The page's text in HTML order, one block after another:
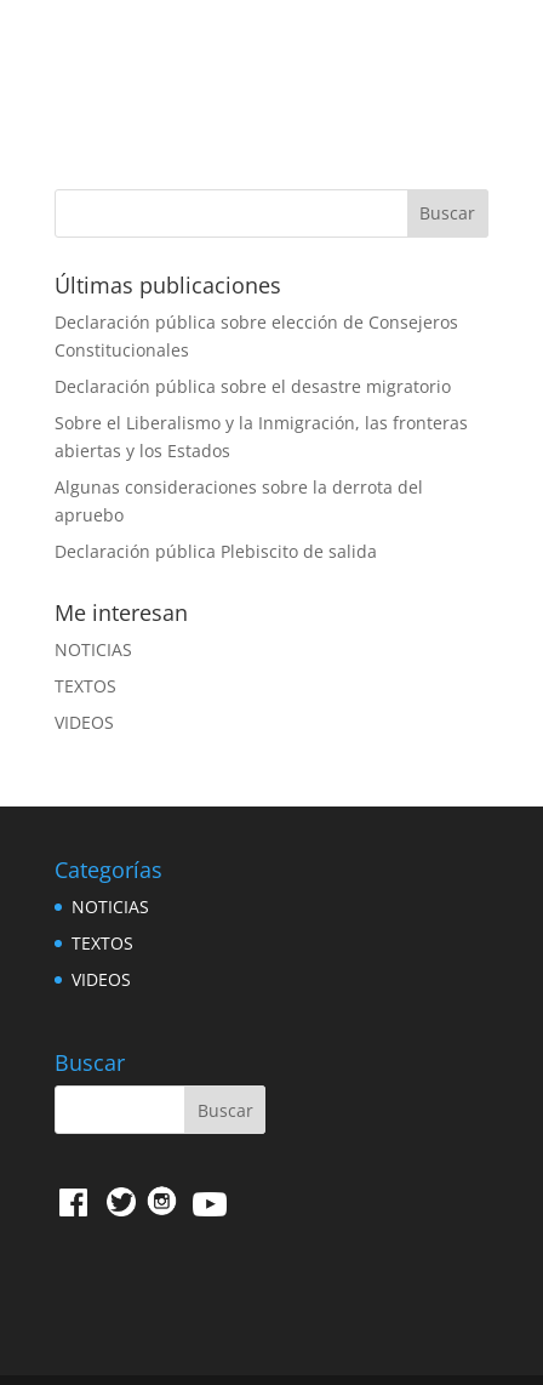
Últimas publicaciones
Declaración pública sobre elección de Consejeros
Constitucionales
Declaración pública sobre el desastre migratorio
Sobre el Liberalismo y la Inmigración, las fronteras
abiertas y los Estados
Algunas consideraciones sobre la derrota del
apruebo
Declaración pública Plebiscito de salida
Me interesan
NOTICIAS
TEXTOS
VIDEOS
Categorías
NOTICIAS
TEXTOS
VIDEOS
Buscar